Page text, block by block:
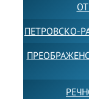
ПЕТРОВСКО-